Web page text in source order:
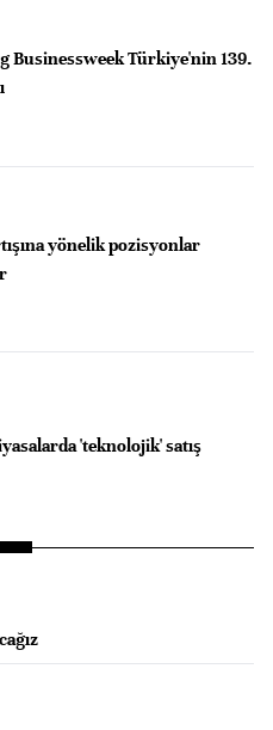
Businessweek Türkiye'nin 139.
yönelik pozisyonlar
'teknolojik' satış